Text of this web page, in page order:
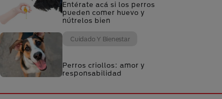
Entérate acá si los perros
pueden comer huevo y
nútrelos bien
Cuidado Y Bienestar
Perros criollos: amor y
responsabilidad